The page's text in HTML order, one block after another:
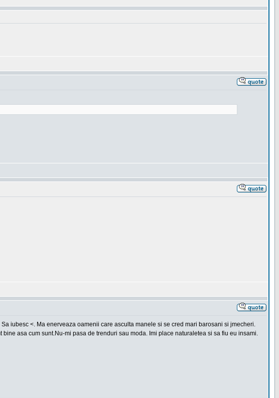
iubesc <. Ma enerveaza oamenii care asculta manele si se cred mari barosani si jmecheri.
asa cum sunt.Nu-mi pasa de trenduri sau moda. Imi place naturaletea si sa fiu eu insami.